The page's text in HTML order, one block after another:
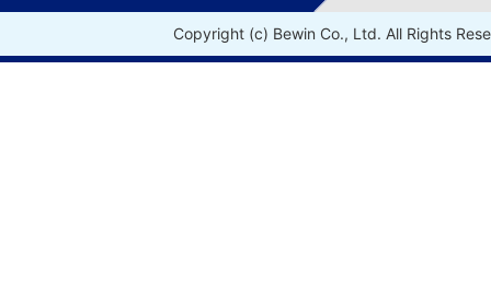
Copyright (c) Bewin Co., Ltd. All Rights